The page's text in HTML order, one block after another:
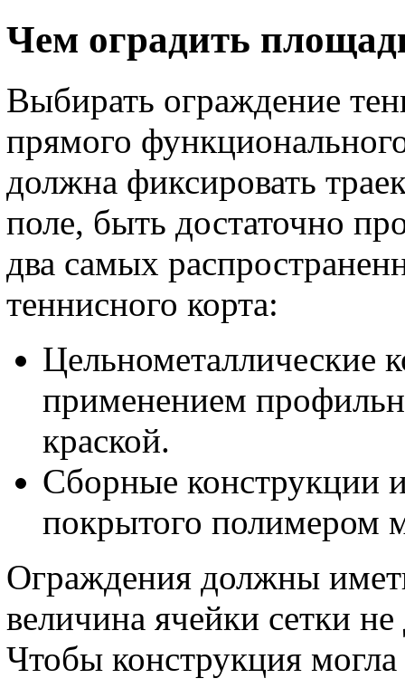
Чем оградить
Выбирать ограждение
прямого
должна фиксировать
поле, быть достаточно
два самых
теннисного корта:
Цельнометаллические
применением
краской.
Сборные конструкции
покрытого полимером
Ограждения должны
величина ячейки сетки
Чтобы конструкция